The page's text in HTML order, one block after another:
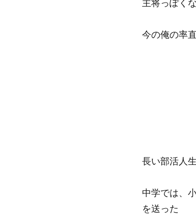
主将っぽく
今の俺の率
長い部活人
中学では、
を送った